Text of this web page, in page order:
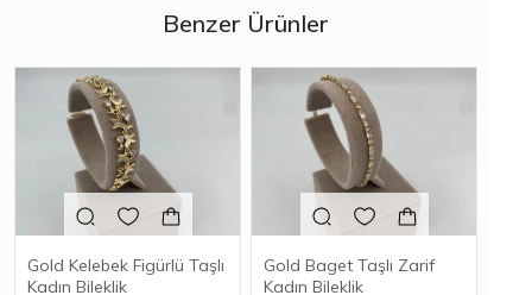
Benzer Ürünler
Gold Kelebek Figürlü Taşlı
Kadın Bileklik
Gold Baget Taşlı Zarif
Kadın Bileklik